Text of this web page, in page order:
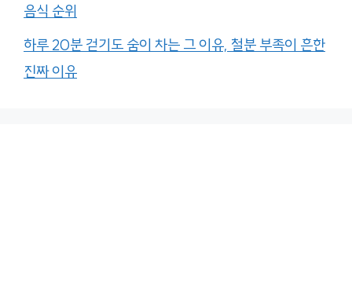
음식 순위
하루 20분 걷기도 숨이 차는 그 이유, 철분 부족이 흔한
진짜 이유